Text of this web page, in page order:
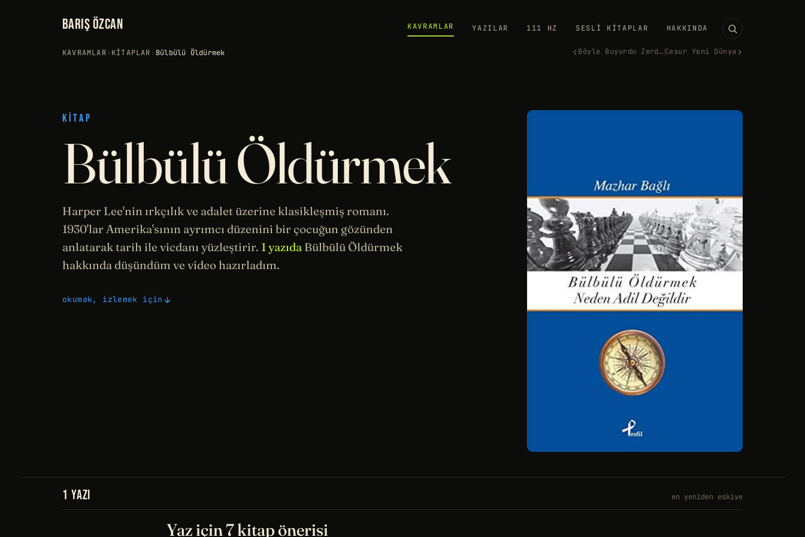
BARIŞ ÖZCAN KAVRAMLAR YAZILAR 111 HZ SESLI KITAPLAR HAKKINDA
KAVRAMLAR› KITAPLAR › Bülbülü Öldürmek ‹ Böyle Buyurdu Zerdüşt Cesur Yeni Dünya ›
KITAP
Bülbülü Öldürmek
Harper Lee'nin ırkçılık ve adalet üzerine klasikleşmiş romanı.
1930'lar Amerika'sının ayrımcı düzenini bir çocuğun gözünden
anlataraktarih ile vicdanı yüzleştirir. 1 yazıda Bülbülü Öldürmek
hakkında düşündüm ve video hazırladım.
okumak, izlemek için
1 YAZI en yeniden eskiye
Yaz için 7 kitap önerisi